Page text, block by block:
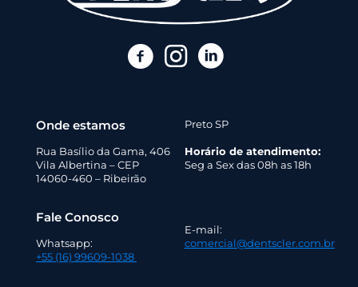
Onde estamos
Rua Basílio da Gama, 406
Vila Albertina – CEP
14060-460 – Ribeirão
Preto SP
Horário de atendimento:
Seg a Sex das 08h as 18h
Fale Conosco
Whatsapp:
+55 (16) 99609-1038
E-mail:
comercial@dentscler.com.br